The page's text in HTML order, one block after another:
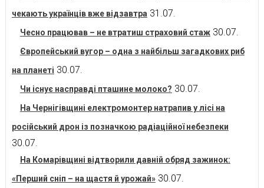
чекають українців вже відзавтра 31.07.
Чесно працював – не втратиш страховий стаж 30.07.
Європейський вугор – одна з найбільш загадкових риб
на планеті 30.07.
Чи існує насправді пташине молоко? 30.07.
На Чернігівщині електромонтер натрапив у лісі на
російський дрон із позначкою радіаційної небезпеки
30.07.
На Комарівщині відтворили давній обряд зажинок:
«Перший сніп – на щастя й урожай» 30.07.